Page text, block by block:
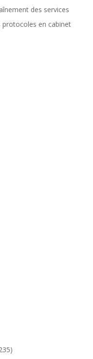
des services
protocoles en cabinet